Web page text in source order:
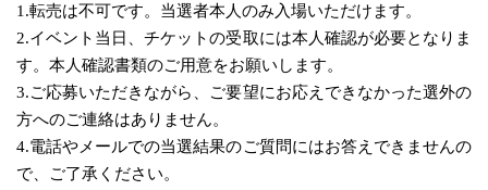
1.転売は不可です。当選者本人のみ入場いただけます。
2.イベント当日、チケットの受取には本人確認が必要となりま
す。本人確認書類のご用意をお願いします。
3.ご応募いただきながら、ご要望にお応えできなかった選外の
方へのご連絡はありません。
4.電話やメールでの当選結果のご質問にはお答えできませんの
で、ご了承ください。